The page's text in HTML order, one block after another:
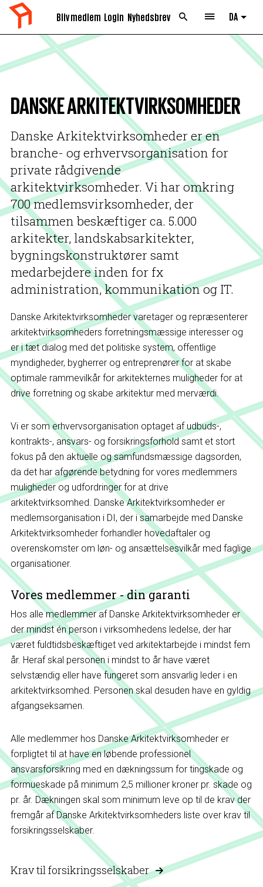
Bliv medlem Login Nyhedsbrev DA List
DANSKE ARKITEKTVIRKSOMHEDER
Danske Arkitektvirksomheder er en
branche- og erhvervsorganisation for
private rådgivende
arkitektvirksomheder. Vi har omkring
700 medlemsvirksomheder, der
tilsammen beskæftiger ca. 5.000
arkitekter, landskabsarkitekter,
bygningskonstruktører samt
medarbejdere inden for fx
administration, kommunikation og IT.
Danske Arkitektvirksomheder varetager og repræsenterer
arkitektvirksomheders forretningsmæssige interesser og
er i tæt dialog med det politiske system, offentlige
myndigheder, bygherrer og entreprenører for at skabe
optimale rammevilkår for arkitekternes muligheder for at
drive forretning og skabe arkitektur med merværdi.
Vi er som erhvervsorganisation optaget af udbuds-,
kontrakts-, ansvars- og forsikringsforhold samt et stort
fokus på den aktuelle og samfundsmæssige dagsorden,
da det har afgørende betydning for vores medlemmers
muligheder og udfordringer for at drive
arkitektvirksomhed. Danske Arkitektvirksomheder er
medlemsorganisation i DI, der i samarbejde med Danske
Arkitektvirksomheder forhandler hovedaftaler og
overenskomster om løn- og ansættelsesvilkår med faglige
organisationer.
Vores medlemmer - din garanti
Hos alle medlemmer af Danske Arkitektvirksomheder er
der mindst én person i virksomhedens ledelse, der har
været fuldtidsbeskæftiget ved arkitektarbejde i mindst fem
år. Heraf skal personen i mindst to år have været
selvstændig eller have fungeret som ansvarlig leder i en
arkitektvirksomhed. Personen skal desuden have en gyldig
afgangseksamen.
Alle medlemmer hos Danske Arkitektvirksomheder er
forpligtet til at have en løbende professionel
ansvarsforsikring med en dækningssum for tingskade og
formueskade på minimum 2,5 millioner kroner pr. skade og
pr. år. Dækningen skal som minimum leve op til de krav der
fremgår af Danske Arkitektvirksomheders liste over krav til
forsikringsselskaber.
Krav til forsikringsselskaber